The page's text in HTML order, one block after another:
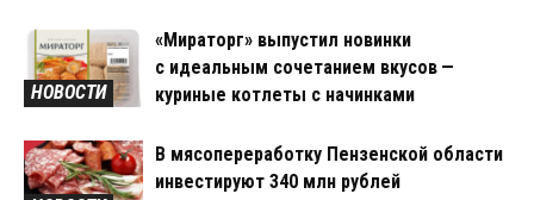
НОВОСТИ
«Мираторг» выпустил новинки
с идеальным сочетанием вкусов —
куриные котлеты с начинками
В мясопереработку Пензенской области
инвестируют 340 млн рублей